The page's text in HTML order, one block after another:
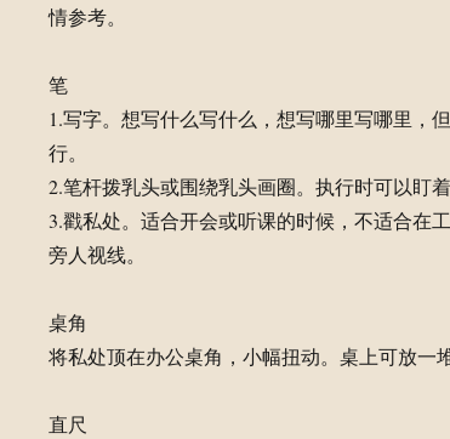
情参考。
笔
1.写字。想写什么写什么，想写哪里写哪里，
行。
2.笔杆拨乳头或围绕乳头画圈。执行时可以盯
3.戳私处。适合开会或听课的时候，不适合在
旁人视线。
桌角
将私处顶在办公桌角，小幅扭动。桌上可放一
直尺